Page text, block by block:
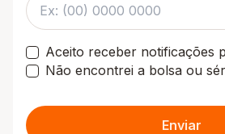
Aceito receber notificações
Não encontrei a bolsa ou
Enviar